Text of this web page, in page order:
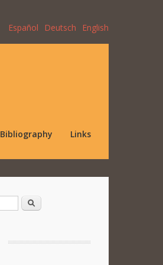
Español Deutsch English
Bibliography Links
Search